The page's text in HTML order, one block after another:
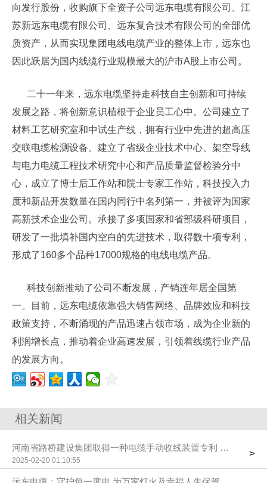
向发行股份，收购旗下全资子公司远东电缆有限公司、江
苏新远东电缆有限公司、远东复合技术有限公司的全部优
质资产，从而实现集团电线电缆产业的整体上市，远东也
因此跃居为国内线缆行业规模最大的沪市A股上市公司。
二十一年来，远东电缆坚持走科技自主创新和可持续
发展之路，将创新意识植根于企业员工心中。公司建立了
材料工艺研究室和中试生产线，拥有行业中先进的超高压
交联电缆检测设备。建立了省级企业技术中心、架空导线
与电力电缆工程技术研究中心和产品质量监督检验分中
心，成立了博士后工作站和院士专家工作站，科技投入力
度和新品开发数量在国内同行中名列第一，并被评为国家
高新技术企业公司。承接了多项国家和省部级科研项目，
研发了一批填补国内空白的先进技术，取得数十项专利，
形成了160多个品种17000规格的电线电缆产品。
科技创新推动了公司不断发展，产销连年居全国第
一。目前，远东电缆依靠强大销售网络、品牌效应和科技
政策支持，不断涌现的产品迅速占领市场，成为企业新的
利润增长点，推动着企业高速发展，引领着线缆行业产品
的发展方向。
相关新闻
河南省路桥建设集团取得一种电缆手动收线装置专利 使用时能
2025-02-20 01:10:55
>